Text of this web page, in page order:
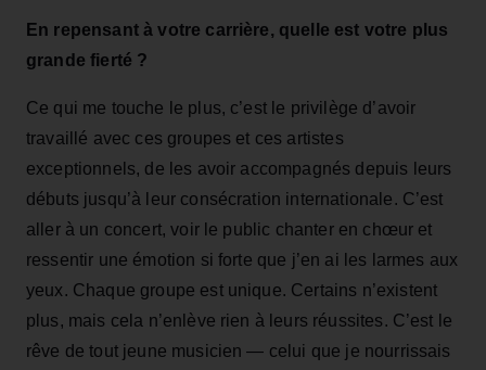
En repensant à votre carrière, quelle est votre plus
grande fierté ?
Ce qui me touche le plus, c’est le privilège d’avoir
travaillé avec ces groupes et ces artistes
exceptionnels, de les avoir accompagnés depuis leurs
débuts jusqu’à leur consécration internationale. C’est
aller à un concert, voir le public chanter en chœur et
ressentir une émotion si forte que j’en ai les larmes aux
yeux. Chaque groupe est unique. Certains n’existent
plus, mais cela n’enlève rien à leurs réussites. C’est le
rêve de tout jeune musicien — celui que je nourrissais